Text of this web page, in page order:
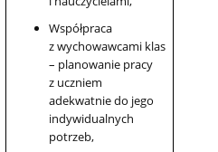
Współpraca
z wychowawcami klas
– planowanie pracy
z uczniem
adekwatnie do jego
indywidualnych
potrzeb,